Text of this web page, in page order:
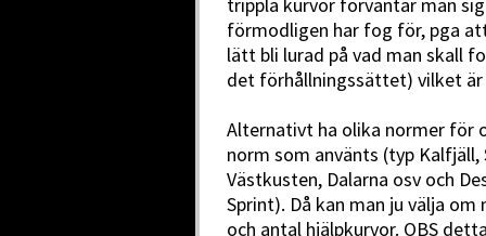
förmodligen har fog för, pga
lätt bli lurad på vad man skall
det förhållningssättet) vilket är
Alternativt ha olika normer för
norm som använts (typ
Västkusten, Dalarna osv och
Sprint). Då kan man ju välja
och antal hjälpkurvor. OBS